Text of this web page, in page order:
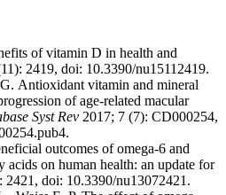
of vitamin D in health and
2419, doi: 10.3390/nu15112419.
Antioxidant vitamin and mineral
of age-related macular
Syst Rev 2017; 7 (7): CD000254,
outcomes of omega-6 and
acids on human health: an update for
2421, doi: 10.3390/nu13072421.